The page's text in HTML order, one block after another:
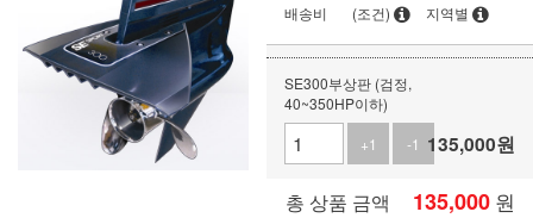
배송비
(조건) 지역별
SE300부상판 (검정,
40~350HP이하)
+1
-1 135,000원
총 상품 금액 135,000 원